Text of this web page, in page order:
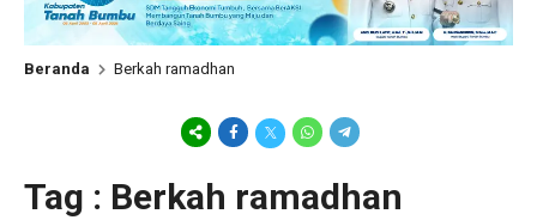
Beranda Berkah ramadhan
Tag : Berkah ramadhan